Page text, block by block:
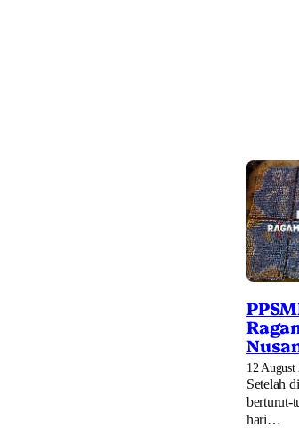
12 August
Setelah
berturut-
hari…